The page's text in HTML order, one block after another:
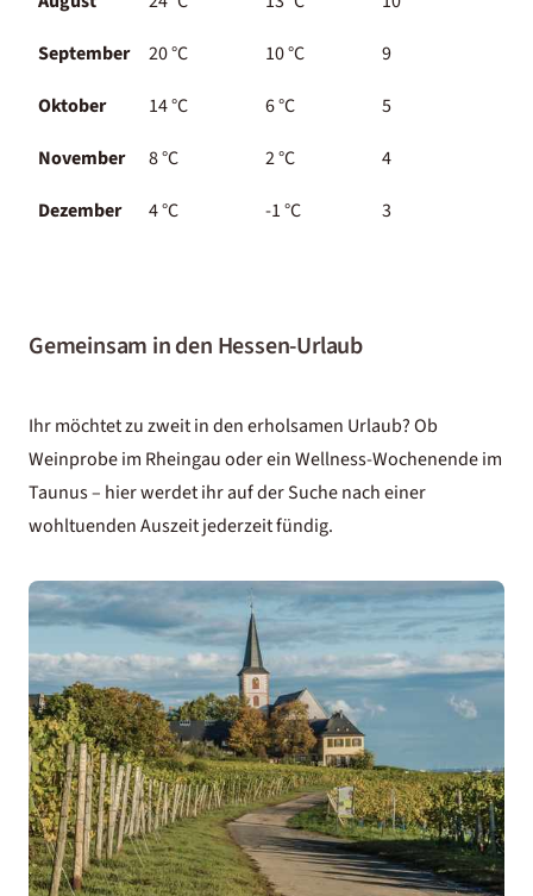
September
20 °C 10 °C 9
Oktober
14 °C 6 °C 5
November
8 °C 2 °C 4
Dezember
4 °C -1 °C 3
Gemeinsam in den Hessen-Urlaub
Ihr möchtet zu zweit in den erholsamen Urlaub? Ob
Weinprobe im Rheingau oder ein Wellness-Wochenende im
Taunus – hier werdet ihr auf der Suche nach einer
wohltuenden Auszeit jederzeit fündig.